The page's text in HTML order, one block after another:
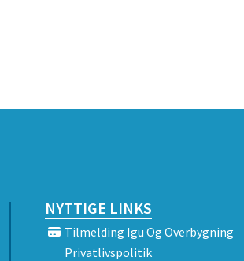
NYTTIGE LINKS
Tilmelding Igu Og Overbygning
Privatlivspolitik